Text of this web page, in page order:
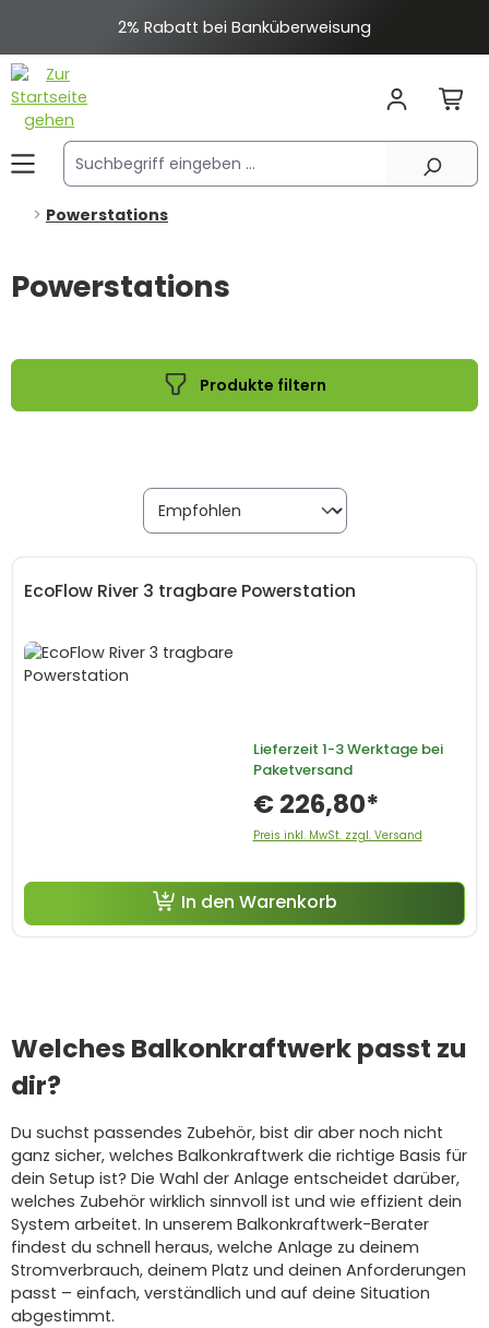
2% Rabatt bei Banküberweisung
Powerstations
Powerstations
Produkte filtern
EcoFlow River 3 tragbare Powerstation
Lieferzeit 1-3 Werktage bei
Paketversand
€ 226,80*
Preis inkl. MwSt. zzgl. Versand
In den Warenkorb
Welches Balkonkraftwerk passt zu
dir?
Du suchst passendes Zubehör, bist dir aber noch nicht
ganz sicher, welches Balkonkraftwerk die richtige Basis für
dein Setup ist? Die Wahl der Anlage entscheidet darüber,
welches Zubehör wirklich sinnvoll ist und wie effizient dein
System arbeitet. In unserem Balkonkraftwerk-Berater
findest du schnell heraus, welche Anlage zu deinem
Stromverbrauch, deinem Platz und deinen Anforderungen
passt – einfach, verständlich und auf deine Situation
abgestimmt.